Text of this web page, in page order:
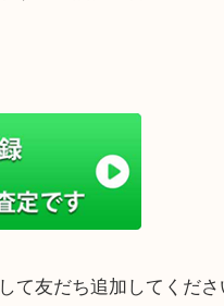
市・たつの市・加古川
の向かいに店舗がご
ます。